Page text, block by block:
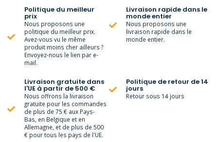
Politique du meilleur
prix
Nous proposons une
politique du meilleur prix.
Avez-vous vu le même
produit moins cher ailleurs ?
Envoyez-nous le lien par e-
mail.
Livraison rapide dans le
monde entier
Nous proposons une
livraison rapide dans le
monde entier.
Livraison gratuite dans
l'UE à partir de 500 €
Nous offrons la livraison
gratuite pour les commandes
de plus de 75 € aux Pays-
Bas, en Belgique et en
Allemagne, et de plus de 500
€ pour tous les pays de l'UE.
Politique de retour de 14
jours
Retour sous 14 jours